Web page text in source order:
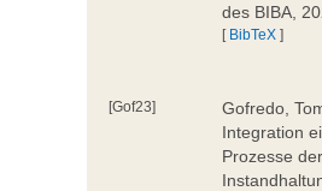
des BIBA,
[ BibTeX ]
[Gof23]
Gofredo,
Integration
Prozesse